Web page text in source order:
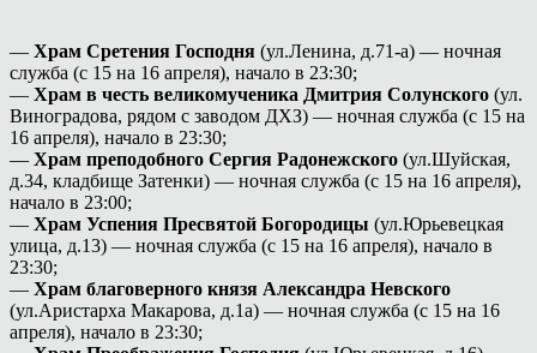
— Храм Сретения Господня (ул.Ленина, д.71-а) — ночная
служба (с 15 на 16 апреля), начало в 23:30;
— Храм в честь великомученика Дмитрия Солунского (ул.
Виноградова, рядом с заводом ДХЗ) — ночная служба (с 15 на
16 апреля), начало в 23:30;
— Храм преподобного Сергия Радонежского (ул.Шуйская,
д.34, кладбище Затенки) — ночная служба (с 15 на 16 апреля),
начало в 23:00;
— Храм Успения Пресвятой Богородицы (ул.Юрьевецкая
улица, д.13) — ночная служба (с 15 на 16 апреля), начало в
23:30;
— Храм благоверного князя Александра Невского
(ул.Аристарха Макарова, д.1а) — ночная служба (с 15 на 16
апреля), начало в 23:30;